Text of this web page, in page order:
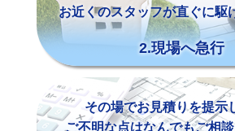
お近くのスタッフが直ぐに駆
2.現場へ急行
その場でお見積りを提示
ご不明な点はなんでもご相